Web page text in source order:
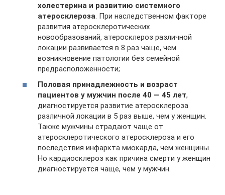
холестерина и развитию системного
атеросклероза . При наследственном факторе
развития атеросклеротических
новообразований, атеросклероз различной
локации развивается в 8 раз чаще, чем
возникновение патологии без семейной
предрасположенности;
Половая принадлежность и возраст
пациентов у мужчин после 40 — 45 лет,
диагностируется развитие атеросклероза
различной локации в 5 раз выше, чем у женщин.
Также мужчины страдают чаще от
атеросклеротического атеросклероза и его
последствия инфаркта миокарда, чем женщины.
Но кардиосклероз как причина смерти у женщин
диагностируется чаще, чем у мужчин.